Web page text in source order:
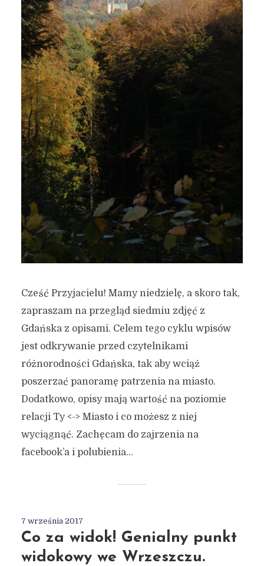
Cześć Przyjacielu! Mamy niedzielę, a skoro tak,
zapraszam na przegląd siedmiu zdjęć z
Gdańska z opisami. Celem tego cyklu wpisów
jest odkrywanie przed czytelnikami
różnorodności Gdańska, tak aby wciąż
poszerzać panoramę patrzenia na miasto.
Dodatkowo, opisy mają wartość na poziomie
relacji Ty <-> Miasto i co możesz z niej
wyciągnąć. Zachęcam do zajrzenia na
facebook’a i polubienia...
7 września 2017
Co za widok! Genialny punkt
widokowy we Wrzeszczu.